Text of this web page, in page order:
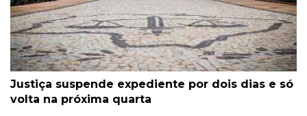
Justiça suspende expediente por dois dias e só
volta na próxima quarta